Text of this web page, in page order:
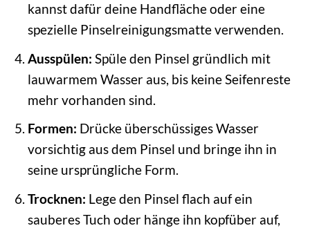
kannst dafür deine Handfläche oder eine
spezielle Pinselreinigungsmatte verwenden.
Ausspülen: Spüle den Pinsel gründlich mit
lauwarmem Wasser aus, bis keine Seifenreste
mehr vorhanden sind.
Formen: Drücke überschüssiges Wasser
vorsichtig aus dem Pinsel und bringe ihn in
seine ursprüngliche Form.
Trocknen: Lege den Pinsel flach auf ein
sauberes Tuch oder hänge ihn kopfüber auf,